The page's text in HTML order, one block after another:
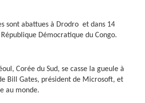
sont abattues à Drodro et dans 14
Démocratique du Congo.
Corée du Sud, se casse la gueule à
Bill Gates, président de Microsoft, et
au monde.